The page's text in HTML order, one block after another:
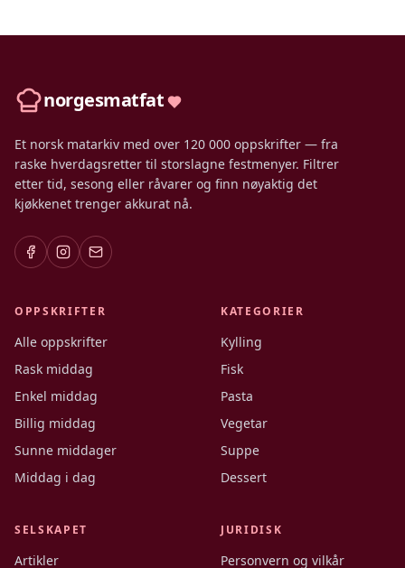
norgesmatfat
Et norsk matarkiv med over 120 000 oppskrifter — fra
raske hverdagsretter til storslagne festmenyer. Filtrer
etter tid, sesong eller råvarer og finn nøyaktig det
kjøkkenet trenger akkurat nå.
OPPSKRIFTER
Alle oppskrifter
Rask middag
Enkel middag
Billig middag
Sunne middager
Middag i dag
KATEGORIER
Kylling
Fisk
Pasta
Vegetar
Suppe
Dessert
SELSKAPET
Artikler
JURIDISK
Personvern og vilkår